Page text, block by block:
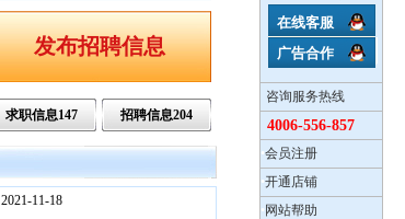
在线客服
广告合作
咨询服务热线
4006-556-857
•会员注册
•开通店铺
• 网站帮助
发布招聘信息
求职信息147 招聘信息204
2021-11-18